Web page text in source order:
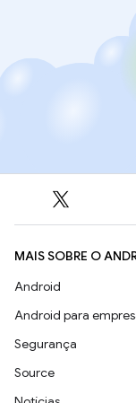
MAIS SOBRE O
Android
Android para
Segurança
Source